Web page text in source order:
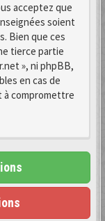
acceptez que
soient
Bien que ces
tierce partie
», ni phpBB,
en cas de
compromettre